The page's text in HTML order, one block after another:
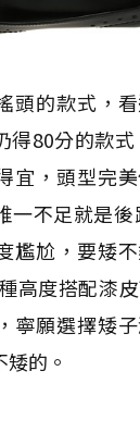
頭的款式，
得80分的款式
宜，頭型完
一不足就是後
尷尬，要矮
高度搭配漆
寧願選擇矮
的。